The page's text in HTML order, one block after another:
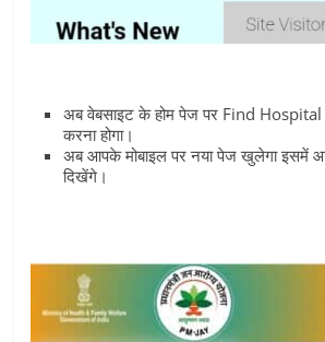
अब वेबसाइट के होम पेज पर Find
करना होगा।
अब आपके मोबाइल पर नया पेज खुलेगा इसमें
दिखेंगे।